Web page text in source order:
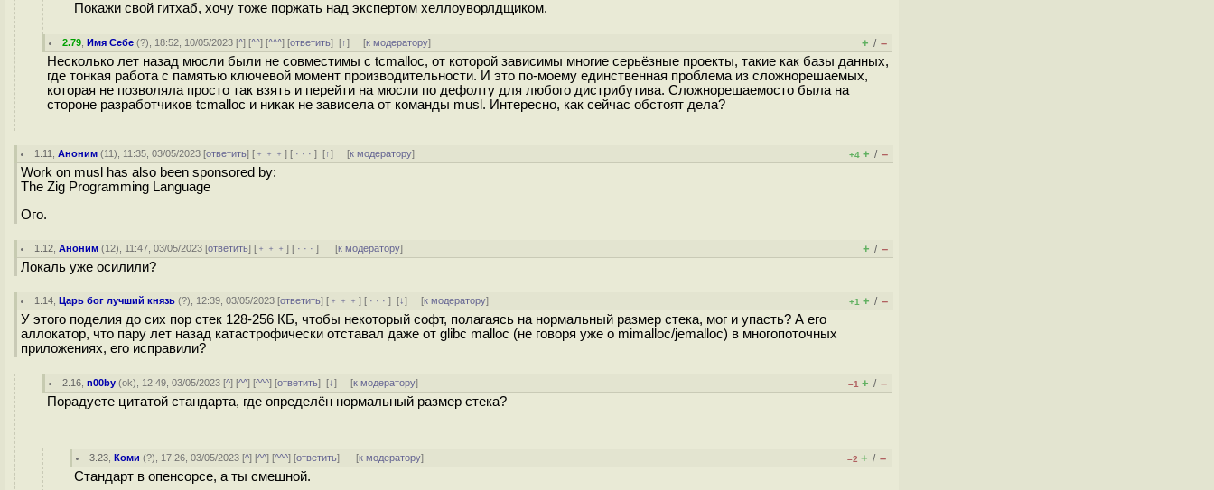
Покажи свой гитхаб, хочу тоже поржать над экспертом хеллоуворлдщиком.
2.79 ,Имя Себе (?), 18:52, 10/05/2023 [^] [^^] [^^^] [ответить][↑] [к модератору] + / –
Несколько лет назад мюсли были не совместимы с tcmalloc, от которой зависимы многие серьёзные проекты, такие как базы данных,
где тонкая работа с памятью ключевой момент производительности. И это по-моему единственная проблема из сложнорешаемых,
которая не позволяла просто так взять и перейти на мюсли по дефолту для любого дистрибутива. Сложнорешаемосто была на
стороне разработчиков tcmalloc и никак не зависела от команды musl. Интересно, как сейчас обстоят дела?
1.11 ,Аноним (11), 11:35, 03/05/2023 [ответить] [ ﹢﹢﹢] [ · · ·][↑] [к модератору] +4 + / –
Work on musl has also been sponsored by:
The Zig Programming Language
Ого.
1.12 ,Аноним (12), 11:47, 03/05/2023 [ответить] [ ﹢﹢﹢] [ · · ·] [к модератору] + / –
Локаль уже осилили?
1.14 ,Царь бог лучший князь (?), 12:39, 03/05/2023 [ответить] [ ﹢﹢﹢] [ · · ·][↓] [к модератору] +1 + / –
У этого поделия до сих пор стек 128-256 КБ, чтобы некоторый софт, полагаясь на нормальный размер стека, мог и упасть? А его
аллокатор, что пару лет назад катастрофически отставал даже от glibc malloc (не говоря уже о mimalloc/jemalloc) в многопоточных
приложениях, его исправили?
2.16 ,n00by (ok), 12:49, 03/05/2023 [^] [^^] [^^^] [ответить][↓] [к модератору] –1 + / –
Порадуете цитатой стандарта, где определён нормальный размер стека?
3.23 ,Коми (?), 17:26, 03/05/2023 [^] [^^] [^^^] [ответить] [к модератору] –2 + / –
Стандарт в опенсорсе, а ты смешной.